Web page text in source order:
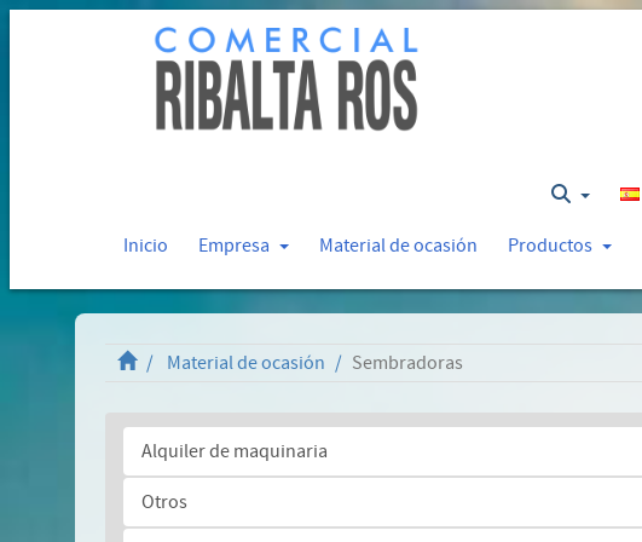
Inicio Empresa Material de ocasión Productos
Material de ocasión Sembradoras
Alquiler de maquinaria
Otros